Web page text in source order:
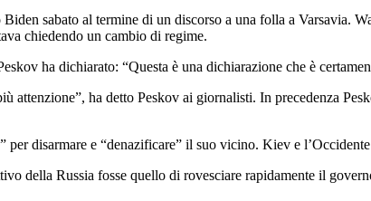
sabato al termine di un discorso a una folla a Varsavia.
chiedendo un cambio di regime.
ha dichiarato: “Questa è una dichiarazione che è
ha detto Peskov ai giornalisti. In precedenza
disarmare e “denazificare” il suo vicino. Kiev e
della Russia fosse quello di rovesciare rapidamente il